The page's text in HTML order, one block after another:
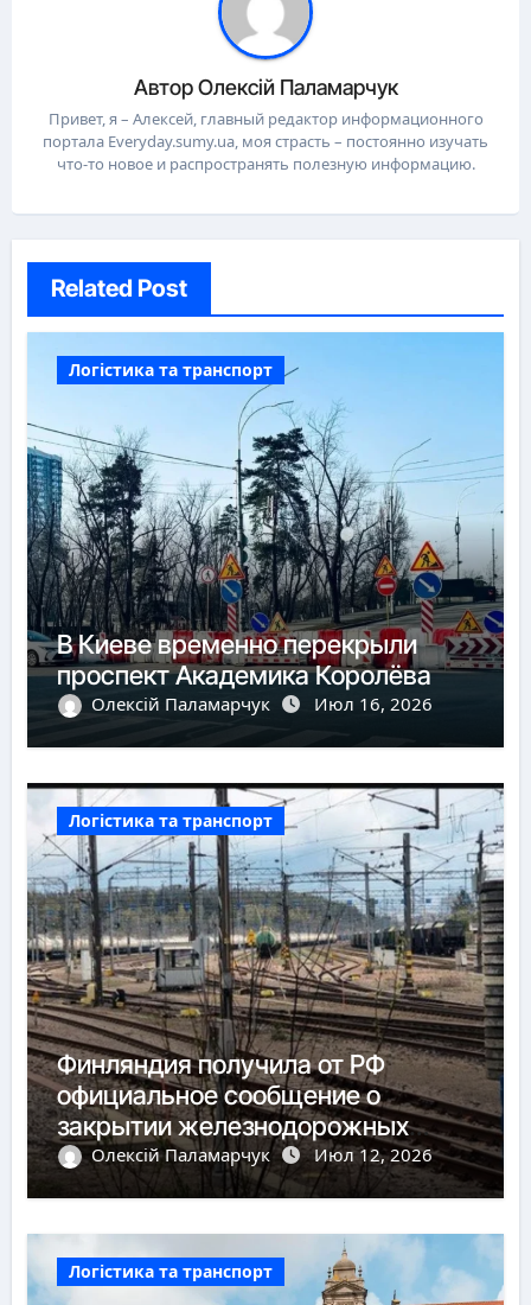
АвторОлексій Паламарчук
Привет, я – Алексей, главный редактор информационного
портала Everyday.sumy.ua, моя страсть – постоянно изучать
что-то новое и распространять полезную информацию.
Related Post
Логістика та транспорт
В Киеве временно перекрыли
проспект Академика Королёва
Олексій Паламарчук Июл 16, 2026
Логістика та транспорт
Финляндия получила от РФ
официальное сообщение о
закрытии железнодорожных
пунктов пропуска
Олексій Паламарчук Июл 12, 2026
Логістика та транспорт